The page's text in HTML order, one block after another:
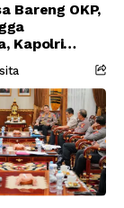
Bareng OKP,
Kapolri